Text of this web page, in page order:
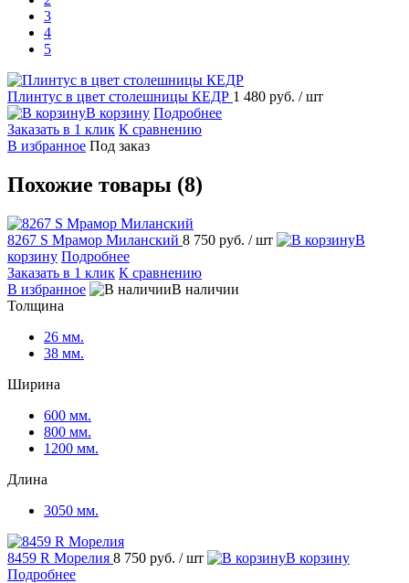
3
4
5
Плинтус в цвет столешницы КЕДР 1 480 руб. / шт
В корзину Подробнее
Заказать в 1 клик К сравнению
В избранное Под заказ
Похожие товары (8)
8267 S Мрамор Миланский 8 750 руб. / шт
В
корзину Подробнее
Заказать в 1 клик К сравнению
В избранное
В наличии
Толщина
26 мм.
38 мм.
Ширина
600 мм.
800 мм.
1200 мм.
Длина
3050 мм.
8459 R Морелия 8 750 руб. / шт
В корзину
Подробнее